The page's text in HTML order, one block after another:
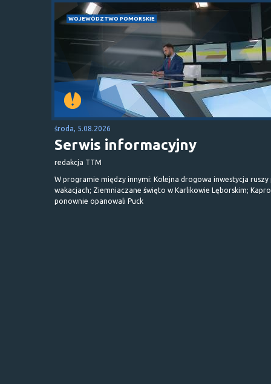
WOJEWÓDZTWO POMORSKIE
środa, 5.08.2026
Serwis informacyjny
redakcja TTM
W programie między innymi: Kolejna drogowa inwestycja ruszy
wakacjach; Ziemniaczane święto w Karlikowie Lęborskim;
ponownie opanowali Puck